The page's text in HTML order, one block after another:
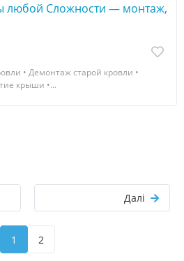
любой Сложности — монтаж,
• Демонтаж старой кровли •
крыши •...
Далі
1 2